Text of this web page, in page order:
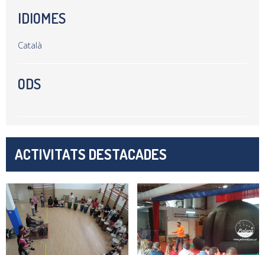
IDIOMES
Català
ODS
ACTIVITATS DESTACADES